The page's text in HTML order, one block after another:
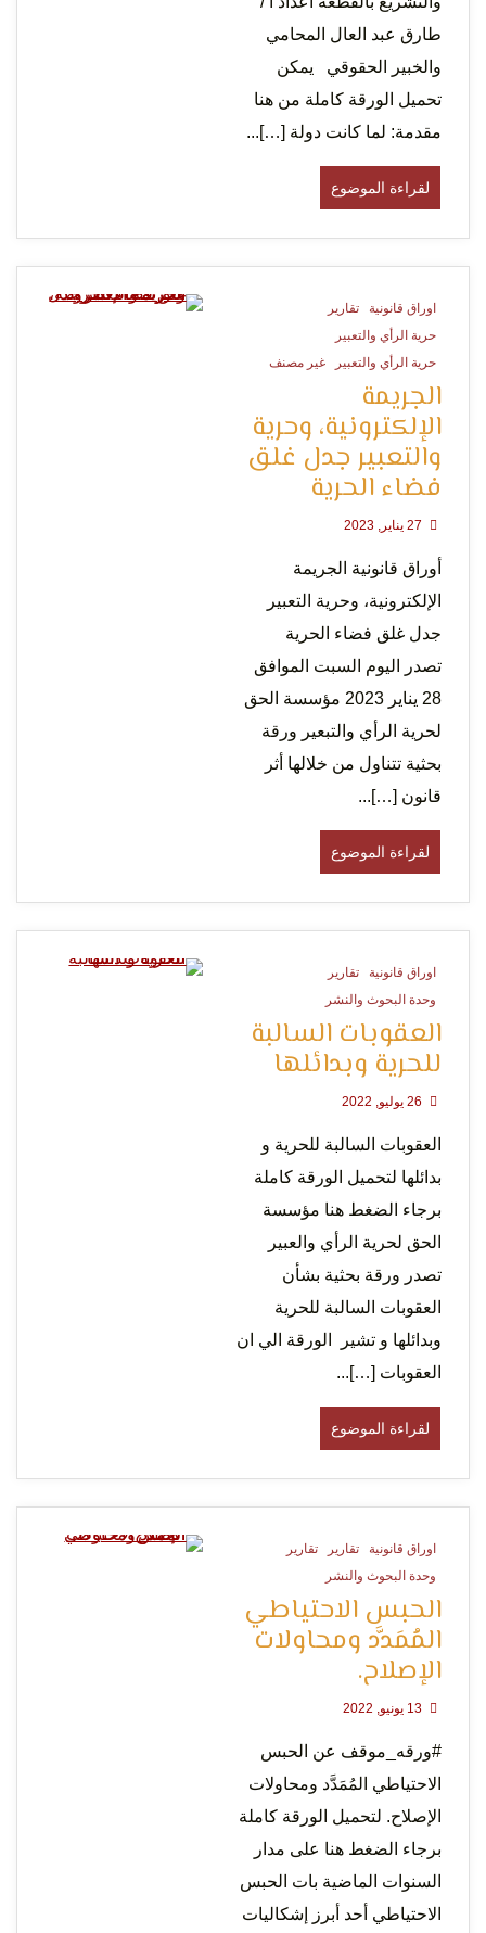
طارق عبد العال المحامي
والخبير الحقوقي يمكن
تحميل الورقة كاملة من هنا
مقدمة: لما كانت دولة […]...
لقراءة الموضوع
اوراق قانونية
تقارير
حرية الرأي والتعبير
حرية الرأي والتعبير
غير مصنف
الجريمة
الإلكترونية، وحرية
والتعبير جدل غلق
فضاء الحرية
أوراق قانونية ‎الجريمة
الإلكترونية، وحرية التعبير
جدل غلق فضاء الحرية
تصدر اليوم السبت الموافق
28 يناير 2023 مؤسسة الحق
لحرية الرأي والتبعير ورقة
بحثية تتناول من خلالها أثر
قانون […]...
لقراءة الموضوع
اوراق قانونية
تقارير
وحدة البحوث والنشر
العقوبات السالبة
للحرية وبدائلها
العقوبات السالبة للحرية و
بدائلها لتحميل الورقة كاملة
برجاء الضغط هنا مؤسسة
الحق لحرية الرأي والعبير
تصدر ورقة بحثية بشأن
العقوبات السالبة للحرية
وبدائلها و تشير الورقة الي ان
العقوبات […]...
لقراءة الموضوع
اوراق قانونية تقارير
تقارير
وحدة البحوث والنشر
الحبس الاحتياطي
المُمَدَّد ومحاولات
الإصلاح.
13 يونيو, 2022
#ورقه_موقف عن الحبس
الاحتياطي المُمَدَّد ومحاولات
الإصلاح. لتحميل الورقة كاملة
برجاء الضغط هنا على مدار
السنوات الماضية بات الحبس
الاحتياطي أحد أبرز إشكاليات